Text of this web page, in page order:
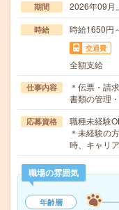
期間 2026年09月
時給 時給1650円
交通費
全額支給
仕事内容
＊伝票・請
書類の管理
応募資格
職種未経験
＊未経験の
時、キャリ
職場の雰囲気
年齢層